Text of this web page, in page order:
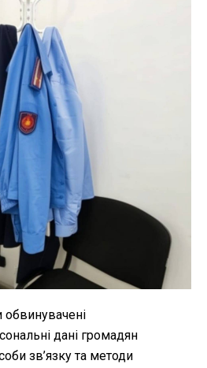
дані громадян
зв’язку та методи